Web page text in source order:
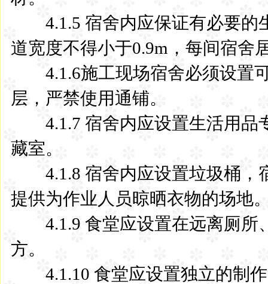
4.1.5 宿舍内应保证有必要的
道宽度不得小于0.9m，每间宿舍
4.1.6施工现场宿舍必须设置
层，严禁使用通铺。
4.1.7 宿舍内应设置生活用品
藏室。
4.1.8 宿舍内应设置垃圾桶，
提供为作业人员晾晒衣物的场地
4.1.9 食堂应设置在远离厕所
方。
4.1.10 食堂应设置独立的制作